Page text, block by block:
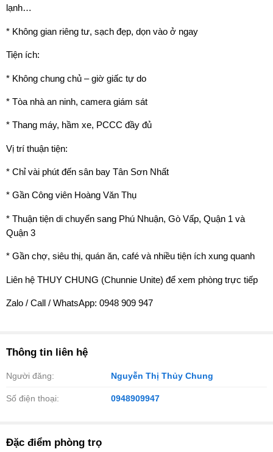
lạnh…
* Không gian riêng tư, sạch đẹp, dọn vào ở ngay
Tiện ích:
* Không chung chủ – giờ giấc tự do
* Tòa nhà an ninh, camera giám sát
* Thang máy, hầm xe, PCCC đầy đủ
Vị trí thuận tiện:
* Chỉ vài phút đến sân bay Tân Sơn Nhất
* Gần Công viên Hoàng Văn Thụ
* Thuận tiện di chuyển sang Phú Nhuận, Gò Vấp, Quận 1 và
Quận 3
* Gần chợ, siêu thị, quán ăn, café và nhiều tiện ích xung quanh
Liên hệ THUY CHUNG (Chunnie Unite) để xem phòng trực tiếp
Zalo / Call / WhatsApp: 0948 909 947
Thông tin liên hệ
Người đăng: Nguyễn Thị Thủy Chung
Số điện thoại: 0948909947
Đặc điểm phòng trọ